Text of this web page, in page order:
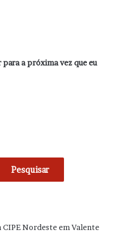
para a próxima vez que eu
Pesquisar
Nordeste em Valente